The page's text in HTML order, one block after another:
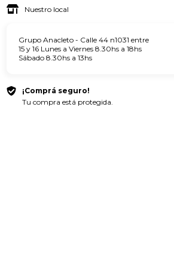
Nuestro local
Grupo Anacleto - Calle 44 n1031 entre
15 y 16 Lunes a Viernes 8.30hs a 18hs
Sábado 8.30hs a 13hs
¡Comprá seguro!
Tu compra está protegida.